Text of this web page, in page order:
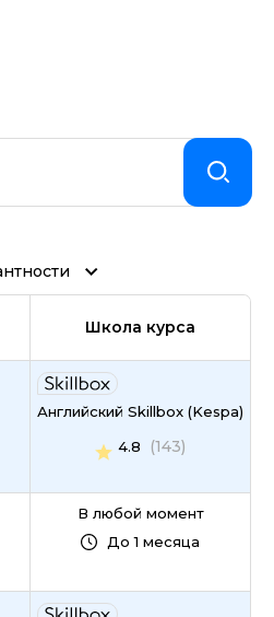
Школа курса
Английский Skillbox (Kespa)
4.8
(143)
В любой момент
До 1 месяца